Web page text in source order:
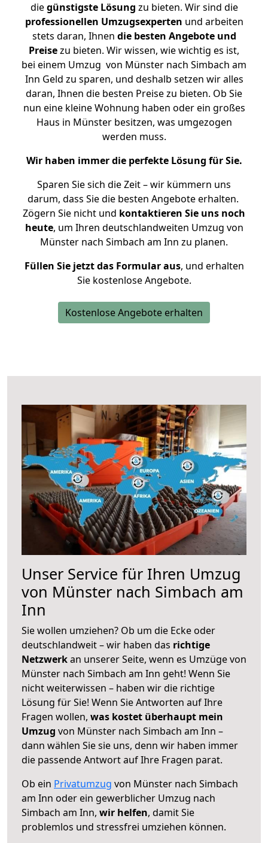
diegünstigste Lösung zu bieten. Wir sind die
professionellen Umzugsexperten und arbeiten
stets daran, Ihnen die besten Angebote und
Preisezu bieten. Wir wissen, wie wichtig es ist,
bei einem Umzug von Münster nach Simbach am
Inn Geld zu sparen, und deshalb setzen wir alles
daran, Ihnen die besten Preise zu bieten. Ob Sie
nun eine kleine Wohnung haben oder ein großes
Haus in Münster besitzen, was umgezogen
werden muss.
Wir haben immer die perfekte Lösung für Sie.
Sparen Sie sich die Zeit – wir kümmern uns
darum, dass Sie die besten Angebote erhalten.
Zögern Sie nicht und kontaktieren Sie uns noch
heute, um Ihren deutschlandweiten Umzug von
Münster nach Simbach am Inn zu planen.
Füllen Sie jetzt das Formular aus, und erhalten
Sie kostenlose Angebote.
Kostenlose Angebote erhalten
Unser Service für Ihren Umzug
von Münster nach Simbach am
Inn
Sie wollen umziehen? Ob um die Ecke oder
deutschlandweit – wir haben das richtige
Netzwerkan unserer Seite, wenn es Umzüge von
Münster nach Simbach am Inn geht! Wenn Sie
nicht weiterwissen – haben wir die richtige
Lösung für Sie! Wenn Sie Antworten auf Ihre
Fragen wollen, was kostet überhaupt mein
Umzug von Münster nach Simbach am Inn –
dann wählen Sie sie uns, denn wir haben immer
die passende Antwort auf Ihre Fragen parat.
Ob ein Privatumzug von Münster nach Simbach
am Inn oder ein gewerblicher Umzug nach
Simbach am Inn, wir helfen, damit Sie
problemlos und stressfrei umziehen können.